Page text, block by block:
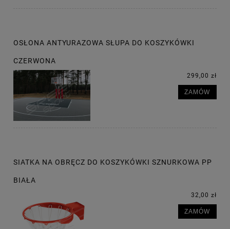
OSŁONA ANTYURAZOWA SŁUPA DO KOSZYKÓWKI
CZERWONA
299,00 zł
ZAMÓW
SIATKA NA OBRĘCZ DO KOSZYKÓWKI SZNURKOWA PP
BIAŁA
32,00 zł
ZAMÓW